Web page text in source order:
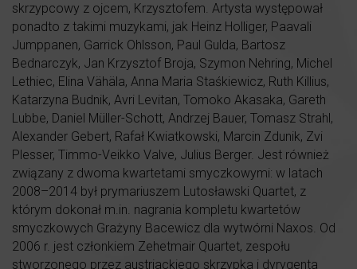
skrzypcowy z ojcem, Krzysztofem. Artysta występował
ponadto z takimi muzykami, jak Heinz Holliger, Paavali
Jumppanen, Garrick Ohlsson, Paul Gulda, Bartosz
Bednarczyk, Jan Krzysztof Broja, Szymon Nehring, Michel
Lethiec, Elina Vähäla, Anna Maria Staśkiewicz, Ruth Killius,
Katarzyna Budnik, Avri Levitan, Tomoko Akasaka, Gareth
Lubbe, Daniel Müller-Schott, Andrzej Bauer, Tomasz Strahl,
Alexander Gebert, Rafał Kwiatkowski, Marcin Zdunik, Zvi
Plesser, Timmo-Veikko Valve, Julius Berger. Jest również
związany z dwoma kwartetami smyczkowymi: w latach
2008–2014 był prymariuszem Lutosławski Quartet, z
którym dokonał m.in. nagrania kompletu kwartetów
smyczkowych Grażyny Bacewicz dla wytwórni Naxos. Od
2006 r. jest członkiem Zehetmair Quartet, zespołu
stworzonego przez austriackiego skrzypka i dyrygenta